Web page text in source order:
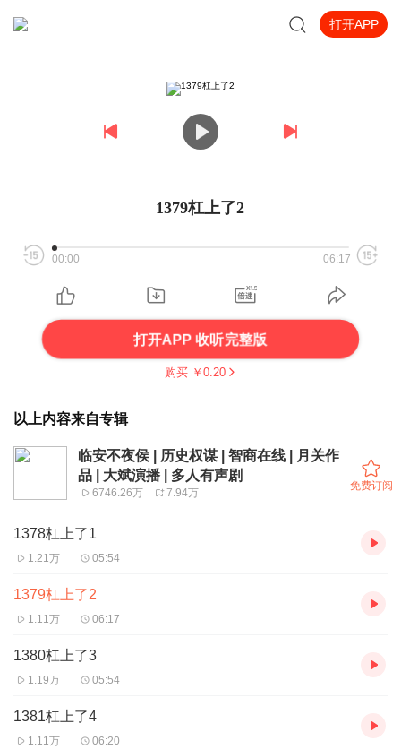
打开APP
1379杠上了2
00:00 06:17
打开APP 收听完整版
购买 ￥ 0.20
以上内容来自专辑
临安不夜侯 | 历史权谋 | 智商在线 | 月关作
品 | 大斌演播 | 多人有声剧
6746.26万 7.94万
免费订阅
1378杠上了1
1.21万 05:54
1379杠上了2
1.11万 06:17
1380杠上了3
1.19万 05:54
1381杠上了4
1.11万 06:20